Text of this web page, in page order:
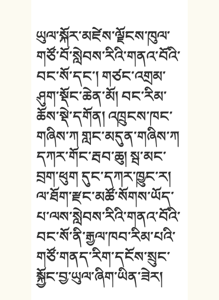
ཡུལ་སྐོར་མཛེས་ལྗོངས་ཁུལ་
གཙོ་བོ་སླེབས་རིའི་གནའ་བོའི་
བང་སོ་དང་། གཙང་འགྲམ་
ཤུག་སྡོང་ཆེན་མོ། བང་རིམ་
ཆོས་སྡེ་དགོན། འཁྲུངས་ཁང་
གཞིས་ཀ གླང་མདུན་གཞིས་ཀ
དཀར་གོང་རྦབ་ཆུ། སྦ་མང་
བྲག་ཕུག དུང་དཀར་ཁྱུང་ར།
ལ་ཐོག་རྫང་མཚོ་སོགས་ཡོད་
པ་ལས་སླེབས་རིའི་གནའ་བོའི་
བང་སོ་ནི་རྒྱལ་ཁབ་རིམ་པའི་
གཙོ་གནད་རིག་དངོས་སྲུང་
སྐྱོང་བྱ་ཡུལ་ཞིག་ཡིན་ཟེར།